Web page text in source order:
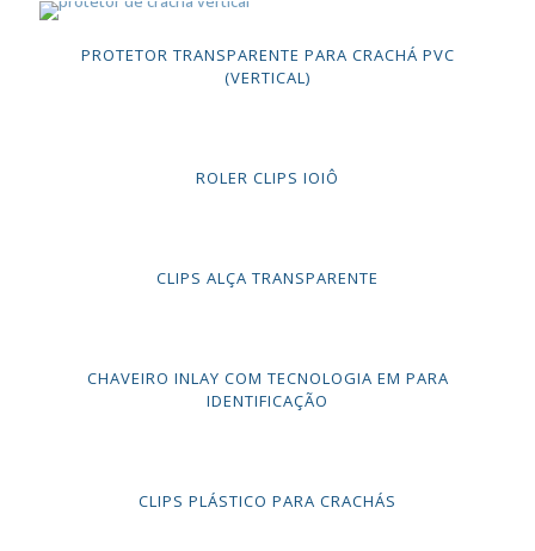
PROTETOR TRANSPARENTE PARA CRACHÁ PVC
(VERTICAL)
ROLER CLIPS IOIÔ
CLIPS ALÇA TRANSPARENTE
CHAVEIRO INLAY COM TECNOLOGIA EM PARA
IDENTIFICAÇÃO
CLIPS PLÁSTICO PARA CRACHÁS